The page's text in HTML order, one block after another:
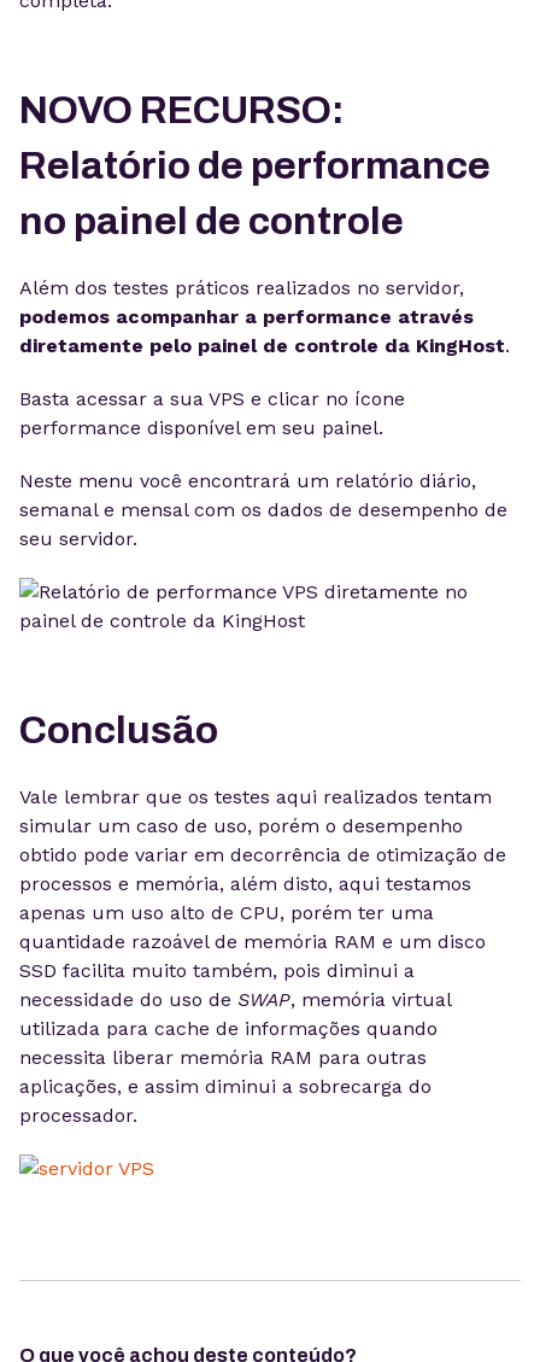
NOVO RECURSO:
Relatório de performance
no painel de controle
Além dos testes práticos realizados no servidor,
podemos acompanhar a performance através
diretamente pelo painel de controle da KingHost.
Basta acessar a sua VPS e clicar no ícone
performance disponível em seu painel.
Neste menu você encontrará um relatório diário,
semanal e mensal com os dados de desempenho de
seu servidor.
Conclusão
Vale lembrar que os testes aqui realizados tentam
simular um caso de uso, porém o desempenho
obtido pode variar em decorrência de otimização de
processos e memória, além disto, aqui testamos
apenas um uso alto de CPU, porém ter uma
quantidade razoável de memória RAM e um disco
SSD facilita muito também, pois diminui a
necessidade do uso de SWAP, memória virtual
utilizada para cache de informações quando
necessita liberar memória RAM para outras
aplicações, e assim diminui a sobrecarga do
processador.
O que você achou deste conteúdo?